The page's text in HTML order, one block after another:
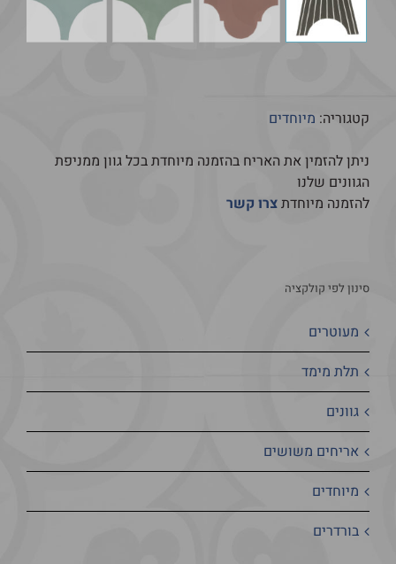
קטגוריה: מיוחדים
ניתן להזמין את האריח בהזמנה מיוחדת בכל גוון ממניפת
הגוונים שלנו
להזמנה מיוחדתצרו קשר
סינון לפי קולקציה
מעוטרים
תלת מימד
גוונים
אריחים משושים
מיוחדים
בורדרים